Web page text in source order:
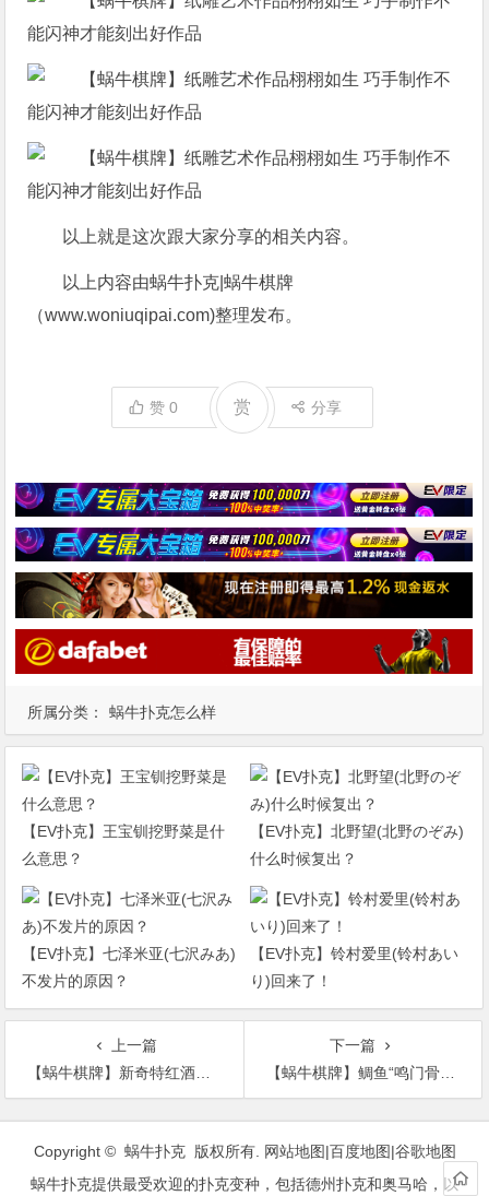
所属分类： 蜗牛扑克怎么样
以上就是这次跟大家分享的相关内容。
以上内容由蜗牛扑克|蜗牛棋牌
（www.woniuqipai.com)整理发布。
赞0 赏 分享
【EV扑克】王宝钏挖野菜是什
么意思？
【EV扑克】北野望(北野のぞみ)
什么时候复出？
【EV扑克】七泽米亚(七沢みあ)
不发片的原因？
【EV扑克】铃村爱里(铃村あい
り)回来了！
上一篇
【蜗牛棋牌】新奇特红酒杯Glass Tank 喝酒不用自己倒
下一篇
【蜗牛棋牌】鲷鱼“鸣门骨”不是骨瘤 “火影忍者骨头”令人大开眼界
文
Copyright © 蜗牛扑克 版权所有. 网站地图|百度地图|谷歌地图
蜗牛扑克提供最受欢迎的扑克变种，包括德州扑克和奥马哈，以